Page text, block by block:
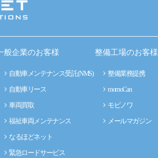
般企業のお客様
自動車メンテナンス受託(NMS)
自動車リース
車両買取
福祉車両メンテナンス
なるほどネット
緊急ロードサービス
整備工場のお客様
整備業務提携
momoCan
モビノワ
メールマガジン